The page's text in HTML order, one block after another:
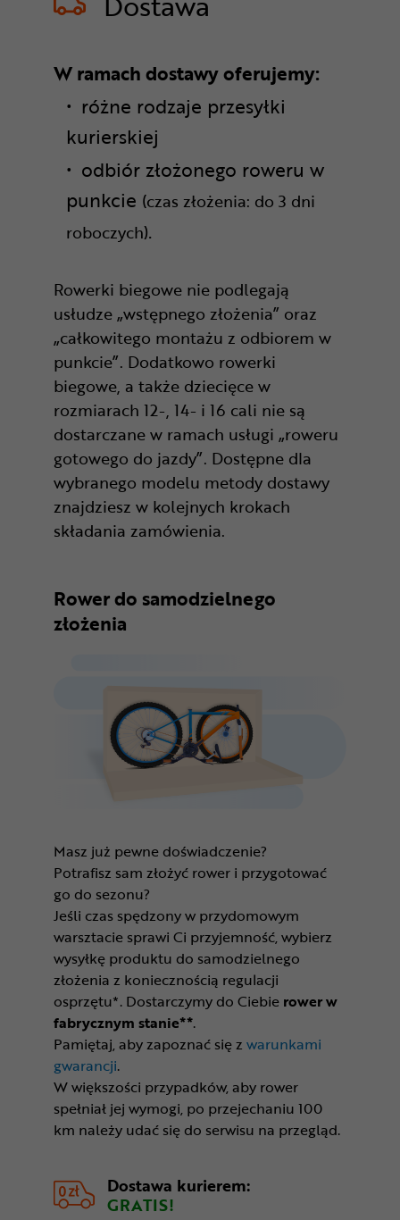
W ramach dostawy oferujemy:
różne rodzaje przesyłki
kurierskiej
odbiór złożonego roweru w
punkcie (czas złożenia: do 3 dni
roboczych).
Rowerki biegowe nie podlegają
usłudze „wstępnego złożenia” oraz
„całkowitego montażu z odbiorem w
punkcie”. Dodatkowo rowerki
biegowe, a także dziecięce w
rozmiarach 12-, 14- i 16 cali nie są
dostarczane w ramach usługi „roweru
gotowego do jazdy”. Dostępne dla
wybranego modelu metody dostawy
znajdziesz w kolejnych krokach
składania zamówienia.
Rower do samodzielnego
złożenia
Masz już pewne doświadczenie?
Potrafisz sam złożyć rower i przygotować
go do sezonu?
Jeśli czas spędzony w przydomowym
warsztacie sprawi Ci przyjemność, wybierz
wysyłkę produktu do samodzielnego
złożenia z koniecznością regulacji
osprzętu*. Dostarczymy do Ciebie rower w
fabrycznym stanie**.
Pamiętaj, aby zapoznać się z warunkami
gwarancji.
W większości przypadków, aby rower
spełniał jej wymogi, po przejechaniu 100
km należy udać się do serwisu na przegląd.
Dostawa kurierem:
GRATIS!